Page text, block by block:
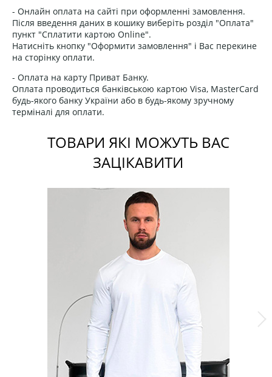
- Онлайн оплата на сайті при оформленні замовлення.
Після введення даних в кошику виберіть розділ "Оплата"
пункт "Сплатити картою Online".
Натисніть кнопку "Оформити замовлення" і Вас перекине
на сторінку оплати.
- Оплата на карту Приват Банку.
Оплата проводиться банківською картою Visa, MasterCard
будь-якого банку України або в будь-якому зручному
терміналі для оплати.
ТОВАРИ ЯКІ МОЖУТЬ ВАС
ЗАЦІКАВИТИ